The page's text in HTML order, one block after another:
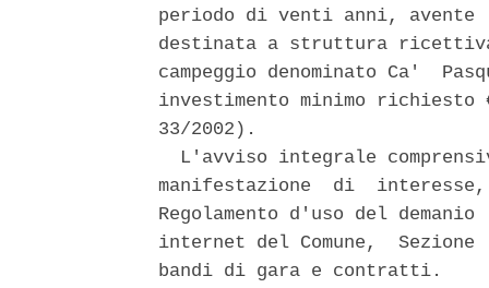
periodo di venti anni,
destinata a struttura
campeggio denominato Ca'
investimento minimo richiesto
33/2002).
L'avviso integrale
manifestazione  di
Regolamento d'uso del
internet del Comune,
bandi di gara e contratti.